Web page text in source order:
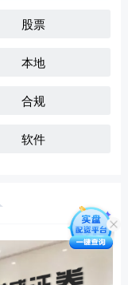
股票
本地
合规
软件